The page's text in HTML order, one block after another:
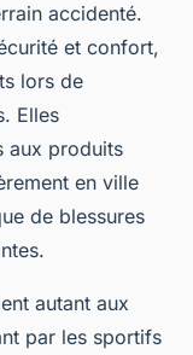
accidenté.
et confort,
lors de
Elles
aux produits
en ville
de blessures
autant aux
par les sportifs